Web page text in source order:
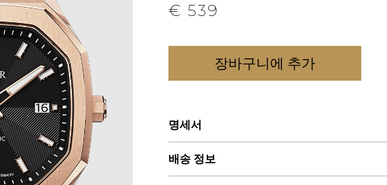
€ 539
장바구니에 추가
명세서
배송 정보